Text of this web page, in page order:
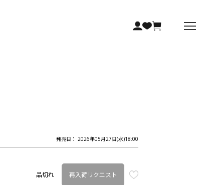
発売日： 2026年05月27日(水)18:00
品切れ 再入荷リクエスト